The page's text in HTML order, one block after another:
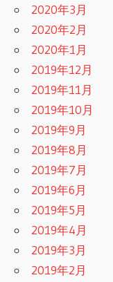
2020年3月
2020年2月
2020年1月
2019年12月
2019年11月
2019年10月
2019年9月
2019年8月
2019年7月
2019年6月
2019年5月
2019年4月
2019年3月
2019年2月